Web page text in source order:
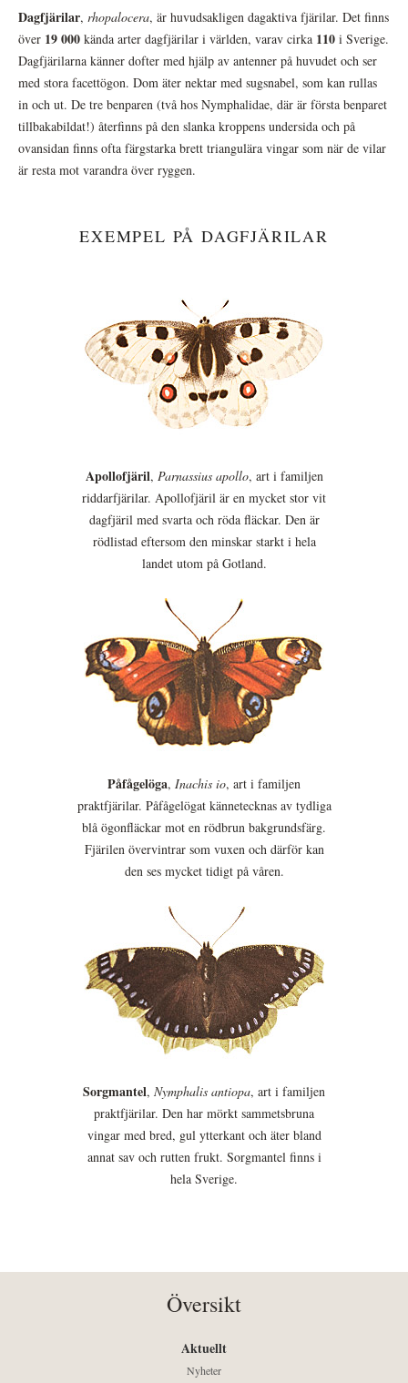
Dagfjärilar, rhopalocera, är huvudsakligen dagaktiva fjärilar. Det finns
över 19 000 kända arter dagfjärilar i världen, varav cirka 110 i Sverige.
Dagfjärilarna känner dofter med hjälp av antenner på huvudet och ser
med stora facettögon. Dom äter nektar med sugsnabel, som kan rullas
in och ut. De tre benparen (två hos Nymphalidae, där är första benparet
tillbakabildat!) återfinns på den slanka kroppens undersida och på
ovansidan finns ofta färgstarka brett triangulära vingar som när de vilar
är resta mot varandra över ryggen.
EXEMPEL PÅ DAGFJÄRILAR
Apollofjäril, Parnassius apollo, art i familjen
riddarfjärilar. Apollofjäril är en mycket stor vit
dagfjäril med svarta och röda fläckar. Den är
rödlistad eftersom den minskar starkt i hela
landet utom på Gotland.
Påfågelöga, Inachis io, art i familjen
praktfjärilar. Påfågelögat kännetecknas av tydliga
blå ögonfläckar mot en rödbrun bakgrundsfärg.
Fjärilen övervintrar som vuxen och därför kan
den ses mycket tidigt på våren.
Sorgmantel, Nymphalis antiopa, art i familjen
praktfjärilar. Den har mörkt sammetsbruna
vingar med bred, gul ytterkant och äter bland
annat sav och rutten frukt. Sorgmantel finns i
hela Sverige.
Översikt
Aktuellt
Nyheter